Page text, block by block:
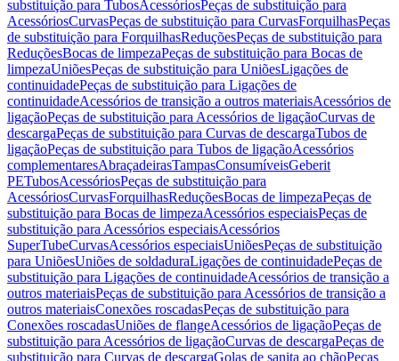
substituição para TubosAcessóriosPeças de substituição para
AcessóriosCurvasPeças de substituição para CurvasForquilhasPeças
de substituição para ForquilhasReduçõesPeças de substituição para
ReduçõesBocas de limpezaPeças de substituição para Bocas de
limpezaUniõesPeças de substituição para UniõesLigações de
continuidadePeças de substituição para Ligações de
continuidadeAcessórios de transição a outros materiaisAcessórios de
ligaçãoPeças de substituição para Acessórios de ligaçãoCurvas de
descargaPeças de substituição para Curvas de descargaTubos de
ligaçãoPeças de substituição para Tubos de ligaçãoAcessórios
complementaresAbraçadeirasTampasConsumíveisGeberit
PETubosAcessóriosPeças de substituição para
AcessóriosCurvasForquilhasReduçõesBocas de limpezaPeças de
substituição para Bocas de limpezaAcessórios especiaisPeças de
substituição para Acessórios especiaisAcessórios
SuperTubeCurvasAcessórios especiaisUniõesPeças de substituição
para UniõesUniões de soldaduraLigações de continuidadePeças de
substituição para Ligações de continuidadeAcessórios de transição a
outros materiaisPeças de substituição para Acessórios de transição a
outros materiaisConexões roscadasPeças de substituição para
Conexões roscadasUniões de flangeAcessórios de ligaçãoPeças de
substituição para Acessórios de ligaçãoCurvas de descargaPeças de
substituição para Curvas de descargaGolas de sanita ao chãoPeças